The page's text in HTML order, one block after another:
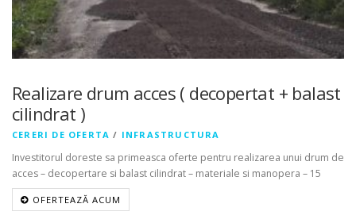
Realizare drum acces ( decopertat + balast
cilindrat )
CERERI DE OFERTA / INFRASTRUCTURA
Investitorul doreste sa primeasca oferte pentru realizarea unui drum de
acces – decopertare si balast cilindrat – materiale si manopera – 15
OFERTEAZĂ ACUM